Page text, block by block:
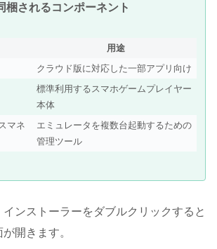
梱されるコンポーネント
用途
クラウド版に対応した一部アプリ向け
標準利用するスマホゲームプレイヤー
本体
マネ
エミュレータを複数台起動するための
管理ツール
ンストーラーをダブルクリックすると
開きます。